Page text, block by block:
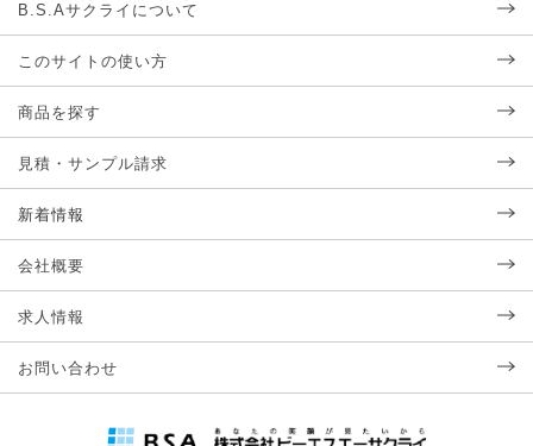
B.S.Aサクライについて
このサイトの使い方
商品を探す
見積・サンプル請求
新着情報
会社概要
求人情報
お問い合わせ